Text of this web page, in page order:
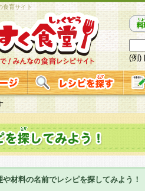
食育サイト
(例)
材料の名前でレシピを探してみよう！